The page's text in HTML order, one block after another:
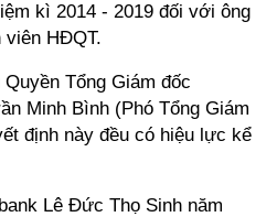
kì 2014 - 2019 đối với ông
viên HĐQT.
Tổng Giám đốc
Minh Bình (Phó Tổng Giám
định này đều có hiệu lực kể
Lê Đức Thọ Sinh năm